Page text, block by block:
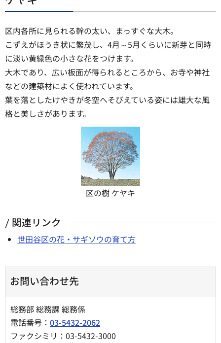
区内各所に見られる幹の太い、まっすぐな大木。
こずえがほうき状に繁茂し、4月～5月くらいに新芽と同時
に淡い黄緑色の小さな花をつけます。
大木であり、広い板面が得られるところから、お寺や神社
などの建築材によく使われています。
葉を落としたけやきが冬空へそびえている姿には雄大な風
格と美しさがあります。
区の樹 ケヤキ
関連リンク
世田谷区の花・サギソウの育て方
お問い合わせ先
総務部 総務課 総務係
電話番号： 03-5432-2062
ファクシミリ：03-5432-3000